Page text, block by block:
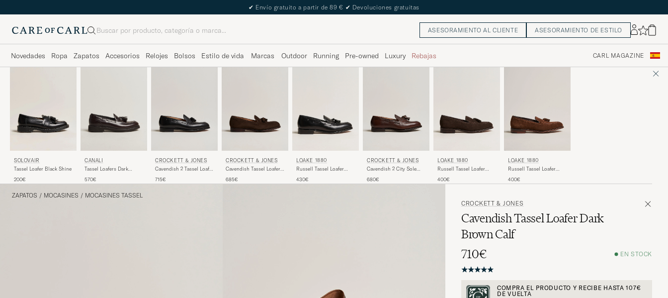
The Care of Carl Passport
Buscar ASESORAMIENTO AL CLIENTE ASESORAMIENTO DE ESTILO
Novedades Ropa Zapatos Accesorios Relojes Bolsos Estilo de vida Marcas Outdoor Running Pre-owned Luxury Rebajas CARL MAGAZINE
SOLOVAIR
Tassel Loafer Black Shine
200€
CANALI
Tassel Loafers Dark
570€
CROCKETT & JONES
Cavendish 2 Tassel Loafer
715€
CROCKETT & JONES
Cavendish Tassel Loafer
685€
LOAKE 1880
Russell Tassel Loafer
430€
CROCKETT & JONES
Cavendish 2 City Sole
680€
LOAKE 1880
Russell Tassel Loafer
400€
LOAKE 1880
Russell Tassel Loafer
400€
ZAPATOS / MOCASINES / MOCASINES TASSEL
CROCKETT & JONES
Cavendish Tassel Loafer Dark
Brown Calf
710€
EN STOCK
COMPRA EL PRODUCTO Y RECIBE HASTA107€
DE VUELTA